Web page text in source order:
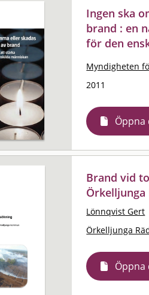
Ingen ska
brand : en
för den
Myndigheten
2011
Brand vid
Örkelljunga
Lönnqvist Gert
Örkelljunga